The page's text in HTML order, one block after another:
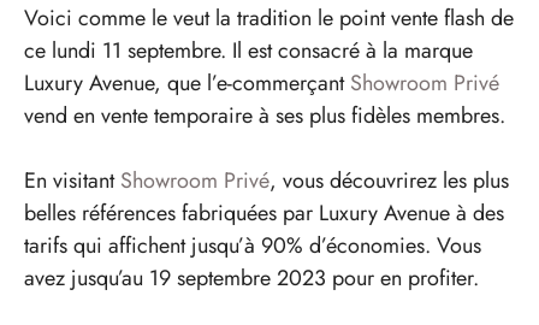
Voici comme le veut la tradition le point vente flash de
ce lundi 11 septembre. Il est consacré à la marque
Luxury Avenue, que l’e-commerçantShowroom Privé
vend en vente temporaire à ses plus fidèles membres.
En visitantShowroom Privé, vous découvrirez les plus
belles références fabriquées par Luxury Avenue à des
tarifs qui affichent jusqu’à 90% d’économies. Vous
avez jusqu’au 19 septembre 2023 pour en profiter.